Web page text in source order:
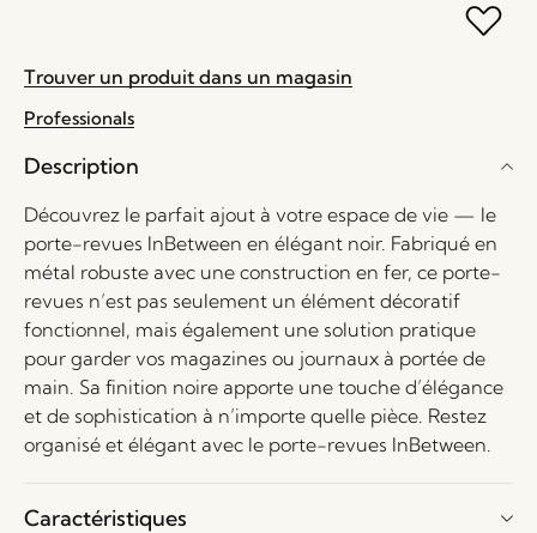
Trouver un produit dans un magasin
Professionals
Description
Découvrez le parfait ajout à votre espace de vie — le
porte-revues InBetween en élégant noir. Fabriqué en
métal robuste avec une construction en fer, ce porte-
revues n’est pas seulement un élément décoratif
fonctionnel, mais également une solution pratique
pour garder vos magazines ou journaux à portée de
main. Sa finition noire apporte une touche d’élégance
et de sophistication à n’importe quelle pièce. Restez
organisé et élégant avec le porte-revues InBetween.
Caractéristiques